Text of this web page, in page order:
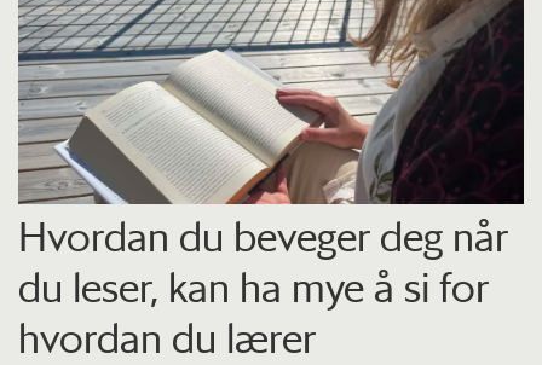
Hvordan du beveger deg når
du leser, kan ha mye å si for
hvordan du lærer